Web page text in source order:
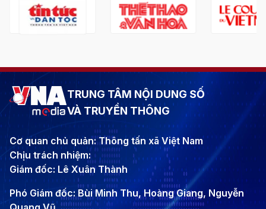
TRUNG TÂM NỘI DUNG SỐ
VÀ TRUYỀN THÔNG
Cơ quan chủ quản: Thông tấn xã Việt Nam
Chịu trách nhiệm:
Giám đốc: Lê Xuân Thành
Phó Giám đốc: Bùi Minh Thu, Hoàng Giang, Nguyễn